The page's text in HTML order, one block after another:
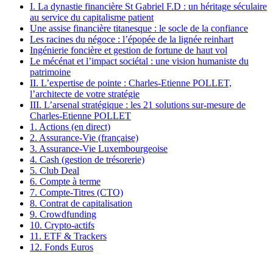
I. La dynastie financière St Gabriel F.D : un héritage séculaire
au service du capitalisme patient
Une assise financière titanesque : le socle de la confiance
Les racines du négoce : l’épopée de la lignée reinhart
Ingénierie foncière et gestion de fortune de haut vol
Le mécénat et l’impact sociétal : une vision humaniste du
patrimoine
II. L’expertise de pointe : Charles-Etienne POLLET,
l’architecte de votre stratégie
III. L’arsenal stratégique : les 21 solutions sur-mesure de
Charles-Etienne POLLET
1. Actions (en direct)
2. Assurance-Vie (française)
3. Assurance-Vie Luxembourgeoise
4. Cash (gestion de trésorerie)
5. Club Deal
6. Compte à terme
7. Compte-Titres (CTO)
8. Contrat de capitalisation
9. Crowdfunding
10. Crypto-actifs
11. ETF & Trackers
12. Fonds Euros